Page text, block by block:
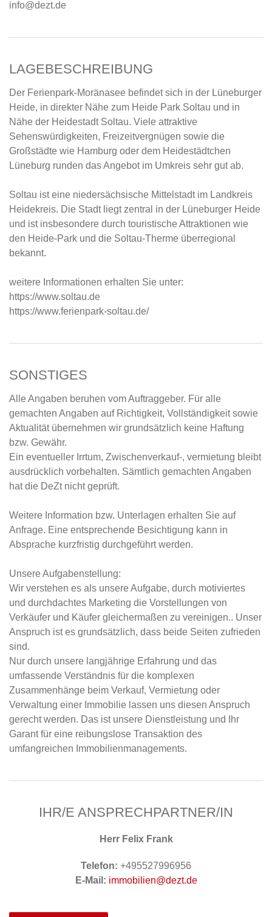
info@dezt.de
LAGEBESCHREIBUNG
Der Ferienpark-Moränasee befindet sich in der Lüneburger
Heide, in direkter Nähe zum Heide Park Soltau und in
Nähe der Heidestadt Soltau. Viele attraktive
Sehenswürdigkeiten, Freizeitvergnügen sowie die
Großstädte wie Hamburg oder dem Heidestädtchen
Lüneburg runden das Angebot im Umkreis sehr gut ab.
Soltau ist eine niedersächsische Mittelstadt im Landkreis
Heidekreis. Die Stadt liegt zentral in der Lüneburger Heide
und ist insbesondere durch touristische Attraktionen wie
den Heide-Park und die Soltau-Therme überregional
bekannt.
weitere Informationen erhalten Sie unter:
https://www.soltau.de
https://www.ferienpark-soltau.de/
SONSTIGES
Alle Angaben beruhen vom Auftraggeber. Für alle
gemachten Angaben auf Richtigkeit, Vollständigkeit sowie
Aktualität übernehmen wir grundsätzlich keine Haftung
bzw. Gewähr.
Ein eventueller Irrtum, Zwischenverkauf-, vermietung bleibt
ausdrücklich vorbehalten. Sämtlich gemachten Angaben
hat die DeZt nicht geprüft.
Weitere Information bzw. Unterlagen erhalten Sie auf
Anfrage. Eine entsprechende Besichtigung kann in
Absprache kurzfristig durchgeführt werden.
Unsere Aufgabenstellung:
Wir verstehen es als unsere Aufgabe, durch motiviertes
und durchdachtes Marketing die Vorstellungen von
Verkäufer und Käufer gleichermaßen zu vereinigen.. Unser
Anspruch ist es grundsätzlich, dass beide Seiten zufrieden
sind.
Nur durch unsere langjährige Erfahrung und das
umfassende Verständnis für die komplexen
Zusammenhänge beim Verkauf, Vermietung oder
Verwaltung einer Immobilie lassen uns diesen Anspruch
gerecht werden. Das ist unsere Dienstleistung und Ihr
Garant für eine reibungslose Transaktion des
umfangreichen Immobilienmanagements.
IHR/E ANSPRECHPARTNER/IN
Herr Felix Frank
Telefon: +495527996956
E-Mail: immobilien@dezt.de